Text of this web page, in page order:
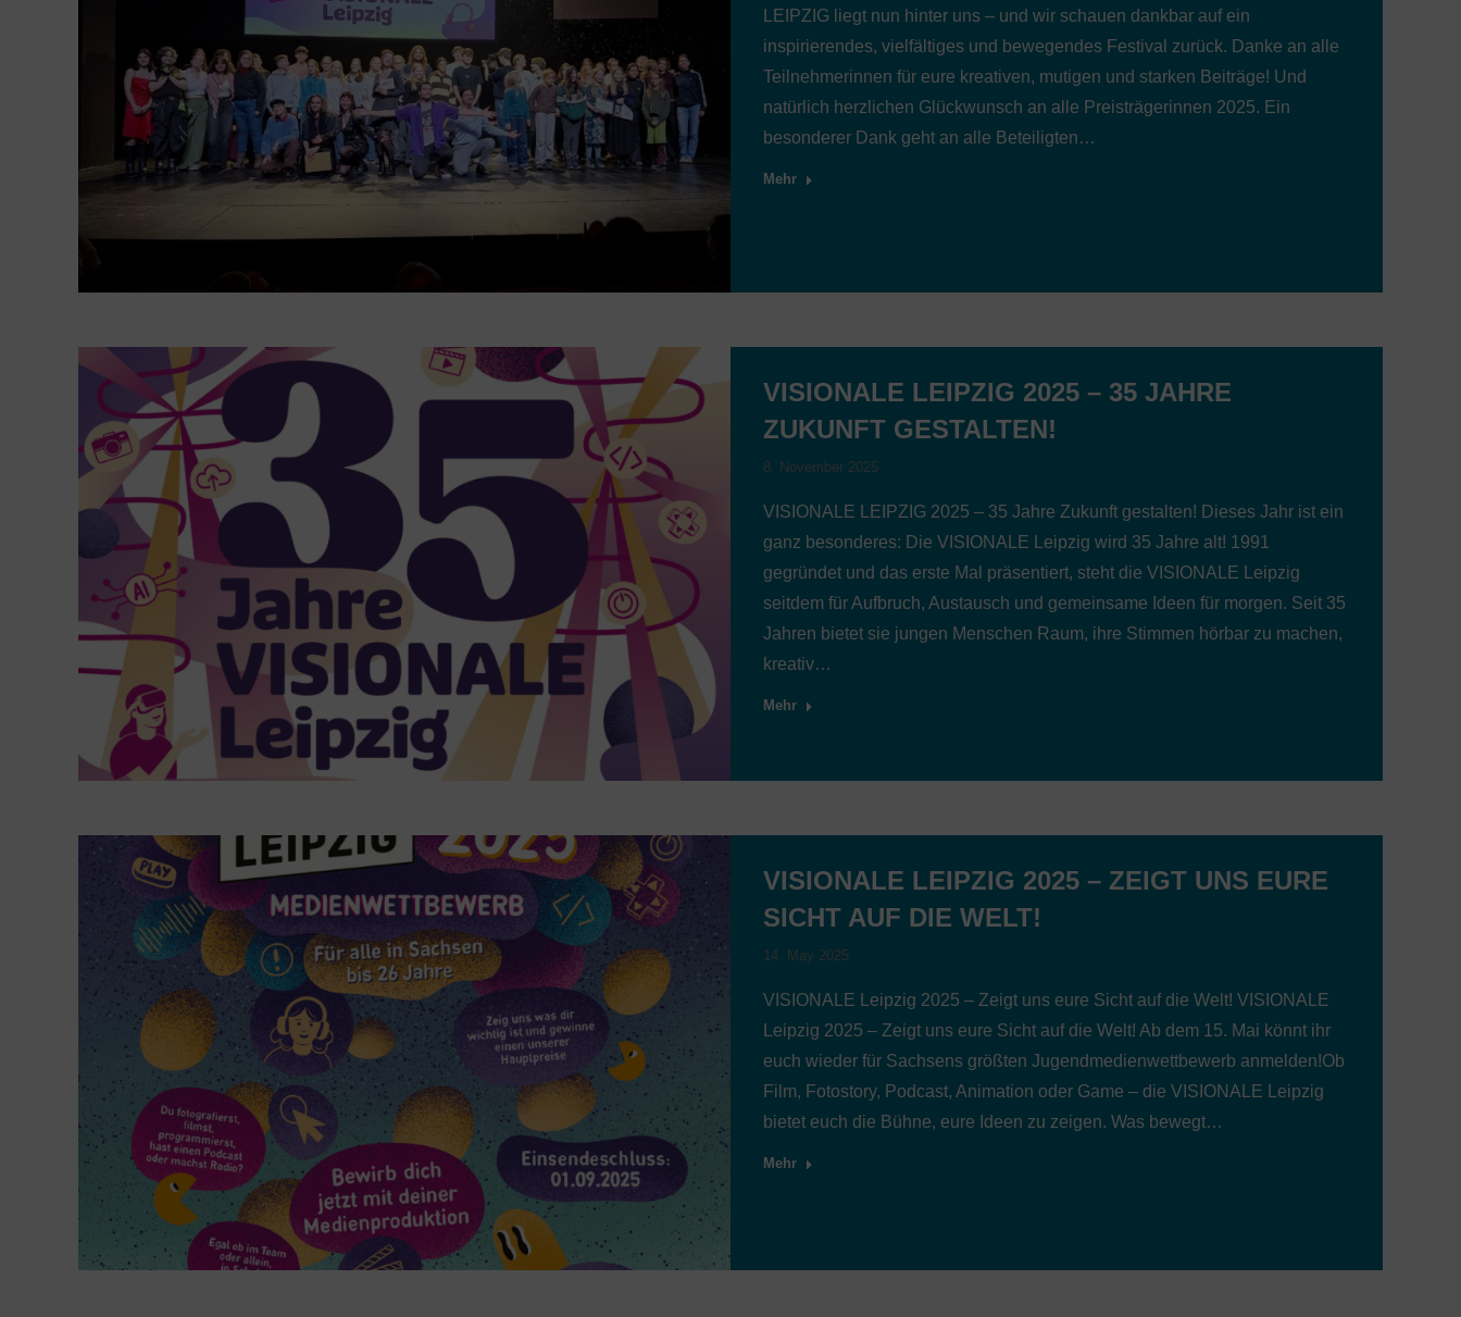
LEIPZIG liegt nun hinter uns – und wir schauen dankbar auf ein
inspirierendes, vielfältiges und bewegendes Festival zurück. Danke an alle
Teilnehmerinnen für eure kreativen, mutigen und starken Beiträge! Und
natürlich herzlichen Glückwunsch an alle Preisträgerinnen 2025. Ein
besonderer Dank geht an alle Beteiligten…
Mehr
VISIONALE LEIPZIG 2025 – 35 JAHRE
ZUKUNFT GESTALTEN!
8. November 2025
VISIONALE LEIPZIG 2025 – 35 Jahre Zukunft gestalten! Dieses Jahr ist ein
ganz besonderes: Die VISIONALE Leipzig wird 35 Jahre alt! 1991
gegründet und das erste Mal präsentiert, steht die VISIONALE Leipzig
seitdem für Aufbruch, Austausch und gemeinsame Ideen für morgen. Seit 35
Jahren bietet sie jungen Menschen Raum, ihre Stimmen hörbar zu machen,
kreativ…
Mehr
VISIONALE LEIPZIG 2025 – ZEIGT UNS EURE
SICHT AUF DIE WELT!
14. May 2025
VISIONALE Leipzig 2025 – Zeigt uns eure Sicht auf die Welt! VISIONALE
Leipzig 2025 – Zeigt uns eure Sicht auf die Welt! Ab dem 15. Mai könnt ihr
euch wieder für Sachsens größten Jugendmedienwettbewerb anmelden!Ob
Film, Fotostory, Podcast, Animation oder Game – die VISIONALE Leipzig
bietet euch die Bühne, eure Ideen zu zeigen. Was bewegt…
Mehr